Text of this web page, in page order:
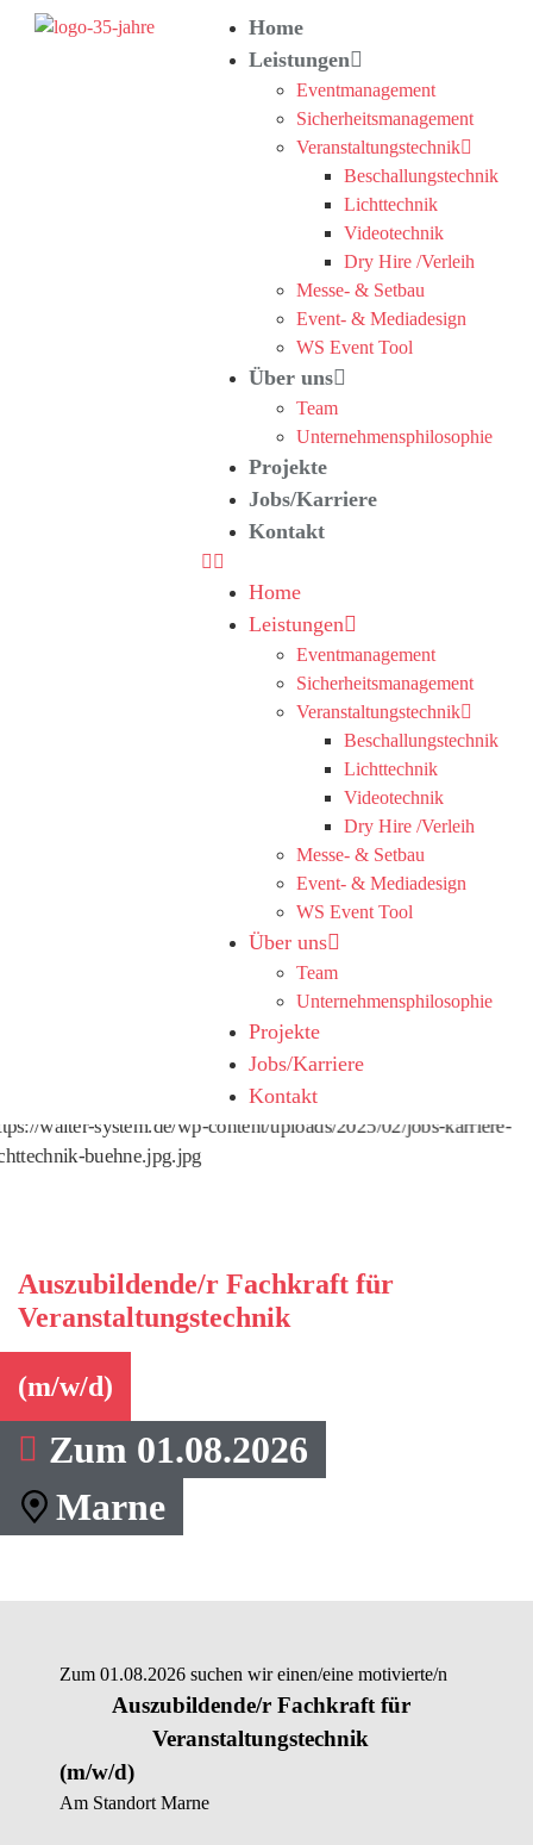
Home
Leistungen
Eventmanagement
Sicherheitsmanagement
Veranstaltungstechnik
Beschallungstechnik
Lichttechnik
Videotechnik
Dry Hire /Verleih
Messe- & Setbau
Event- & Mediadesign
WS Event Tool
Über uns
Team
Unternehmensphilosophie
Projekte
Jobs/Karriere
Kontakt
Home
Leistungen
Eventmanagement
Sicherheitsmanagement
Veranstaltungstechnik
Beschallungstechnik
Lichttechnik
Videotechnik
Dry Hire /Verleih
Messe- & Setbau
Event- & Mediadesign
WS Event Tool
Über uns
Team
Unternehmensphilosophie
Projekte
Jobs/Karriere
Kontakt
walter-system.de/wp-content/uploads/2025/02/jobs-karriere-
buehne.jpg.jpg
Auszubildende/r Fachkraft für
Veranstaltungstechnik
(m/w/d)
Zum 01.08.2026
Marne
Zum 01.08.2026 suchen wir einen/eine motivierte/n
Auszubildende/r Fachkraft für
Veranstaltungstechnik
(m/w/d)
Am Standort Marne